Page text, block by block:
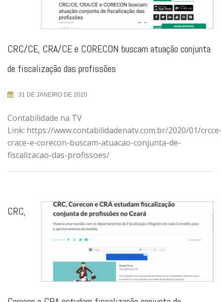
CRC/CE, CRA/CE e CORECON buscam atuação conjunta
de fiscalização das profissões
31 DE JANEIRO DE 2020
Contabilidade na TV
Link: https://www.contabilidadenatv.com.br/2020/01/
crace-e-corecon-buscam-atuacao-conjunta-de-
fiscalizacao-das-profissoes/
CRC,